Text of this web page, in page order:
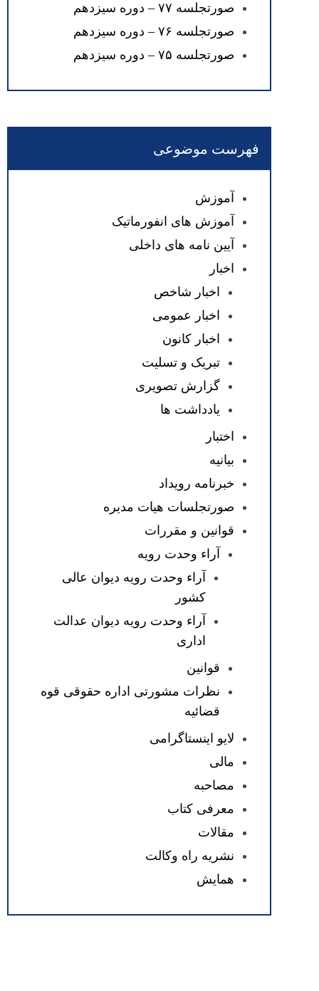
صورتجلسه ۷۷ – دوره سیزدهم
صورتجلسه ۷۶ – دوره سیزدهم
صورتجلسه ۷۵ – دوره سیزدهم
فهرست موضوعی
آموزش
آموزش های انفورماتیک
آیین نامه های داخلی
اخبار
اخبار شاخص
اخبار عمومی
اخبار کانون
تبریک و تسلیت
گزارش تصویری
یادداشت ها
اختبار
بیانیه
خبرنامه رویداد
صورتجلسات هیات مدیره
قوانین و مقررات
آراء وحدت رویه
آراء وحدت رویه دیوان عالی
کشور
آراء وحدت رویه دیوان عدالت
اداری
قوانین
نظرات مشورتی اداره حقوقی قوه
قضائیه
لایو اینستاگرامی
مالی
مصاحبه
معرفی کتاب
مقالات
نشریه راه وکالت
همایش